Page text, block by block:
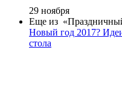
29 ноября
Еще из
Новый год 2017?
стола